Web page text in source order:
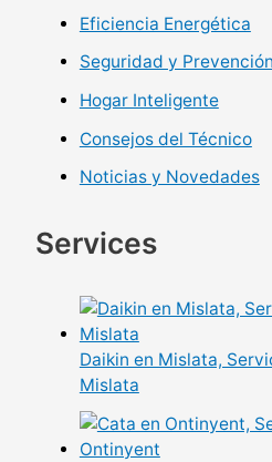
Eficiencia Energética
Seguridad y Prevención
Hogar Inteligente
Consejos del Técnico
Noticias y Novedades
Services
Daikin en Mislata,
Mislata